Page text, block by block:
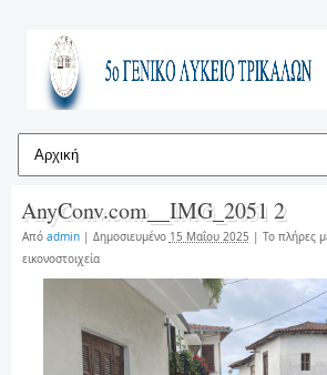
AnyConv.com__IMG_2051 2
Από admin | Δημοσιευμένο 15 Μαΐου 2025 | Το πλήρες
εικονοστοιχεία